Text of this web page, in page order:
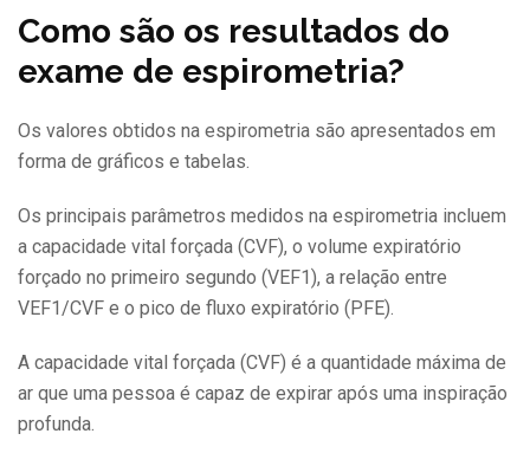
Como são os resultados do
exame de espirometria?
Os valores obtidos na espirometria são apresentados em
forma de gráficos e tabelas.
Os principais parâmetros medidos na espirometria incluem
a capacidade vital forçada (CVF), o volume expiratório
forçado no primeiro segundo (VEF1), a relação entre
VEF1/CVF e o pico de fluxo expiratório (PFE).
A capacidade vital forçada (CVF) é a quantidade máxima de
ar que uma pessoa é capaz de expirar após uma inspiração
profunda.